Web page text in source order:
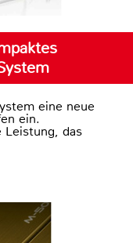
eine neue
ein.
Leistung, das